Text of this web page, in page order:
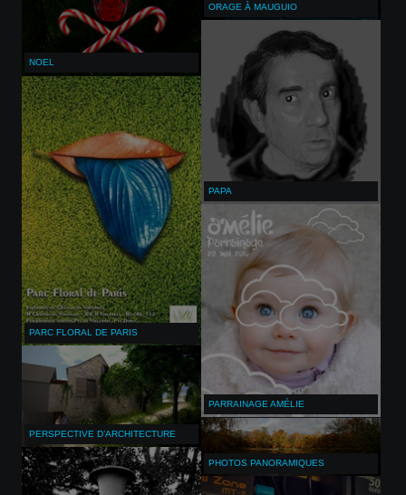
NOEL
ORAGE À MAUGUIO
PAPA
PARC FLORAL DE PARIS
PARRAINAGE AMÉLIE
PERSPECTIVE D’ARCHITECTURE
PHOTOS PANORAMIQUES